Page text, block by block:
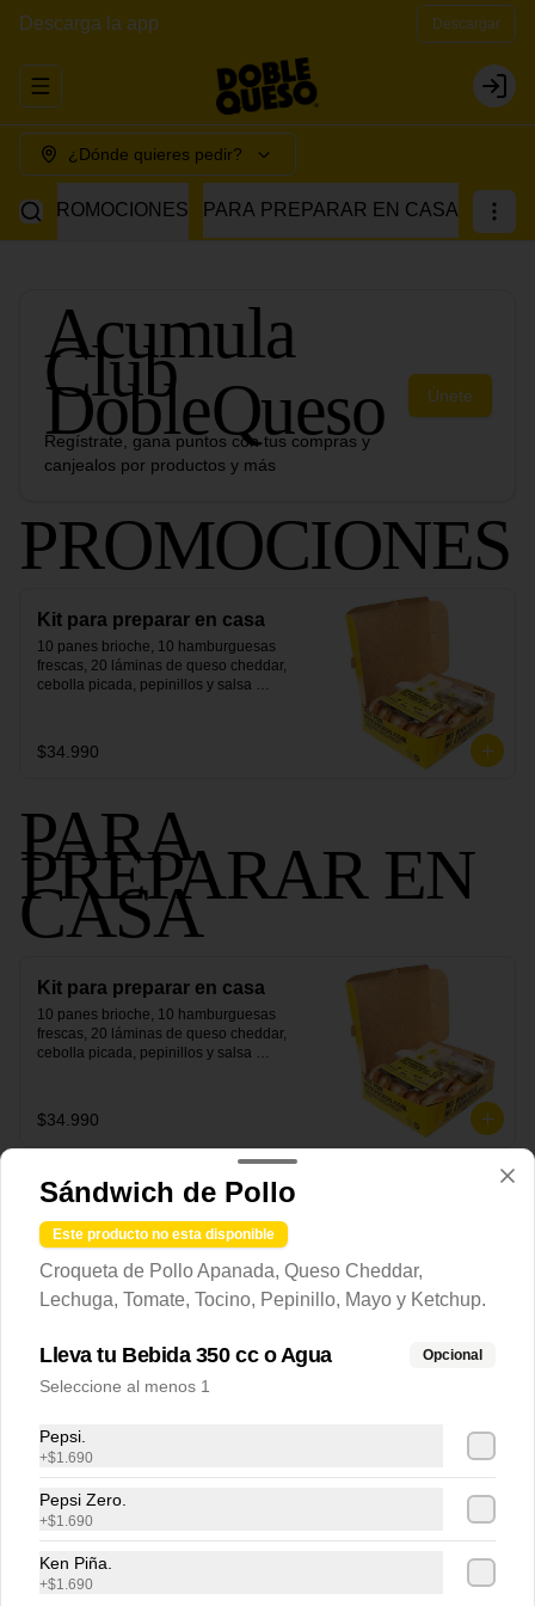
Descarga la app Descargar
Abrir menu de navegación Login
¿Dónde quieres pedir?
PROMOCIONES PARA PREPARAR EN CASA
Acumula
Club
DobleQueso
Regístrate, gana puntos con tus compras y
canjealos por productos y más
Únete
PROMOCIONES
Kit para preparar en casa
10 panes brioche, 10 hamburguesas
frescas, 20 láminas de queso cheddar,
cebolla picada, pepinillos y salsa
$34.990
PARA
PREPARAR EN
CASA
Kit para preparar en casa
10 panes brioche, 10 hamburguesas
frescas, 20 láminas de queso cheddar,
cebolla picada, pepinillos y salsa
$34.990
Términos y condiciones
Política de privacidad
Redes sociales
Instagram
Sándwich de Pollo
Este producto no esta disponible
Croqueta de Pollo Apanada, Queso Cheddar,
Lechuga, Tomate, Tocino, Pepinillo, Mayo y Ketchup.
Lleva tu Bebida 350 cc o Agua Opcional
Seleccione al menos 1
Pepsi.
+$1.690
Pepsi Zero.
+$1.690
Ken Piña.
+$1.690